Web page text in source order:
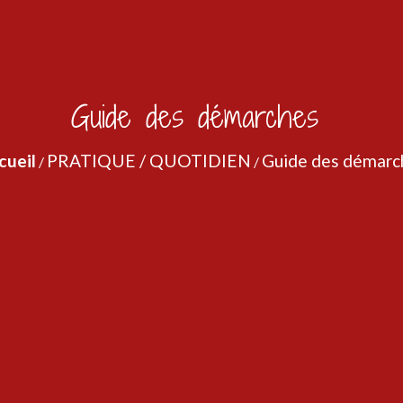
Guide des démarches
/ PRATIQUE / QUOTIDIEN / Guide des